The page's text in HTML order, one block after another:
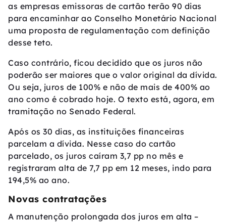
as empresas emissoras de cartão terão 90 dias
para encaminhar ao Conselho Monetário Nacional
uma proposta de regulamentação com definição
desse teto.
Caso contrário, ficou decidido que os juros não
poderão ser maiores que o valor original da dívida.
Ou seja, juros de 100% e não de mais de 400% ao
ano como é cobrado hoje. O texto está, agora, em
tramitação no Senado Federal.
Após os 30 dias, as instituições financeiras
parcelam a dívida. Nesse caso do cartão
parcelado, os juros caíram 3,7 pp no mês e
registraram alta de 7,7 pp em 12 meses, indo para
194,5% ao ano.
Novas contratações
A manutenção prolongada dos juros em alta –